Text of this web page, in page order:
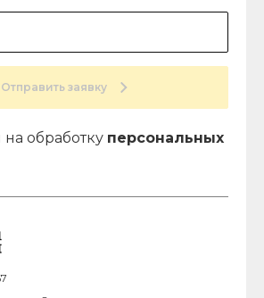
Отправить заявку
на обработку персональных